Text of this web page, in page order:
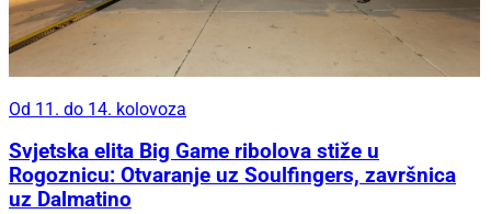
Od 11. do 14. kolovoza
Svjetska elita Big Game ribolova stiže u
Rogoznicu: Otvaranje uz Soulfingers, završnica
uz Dalmatino